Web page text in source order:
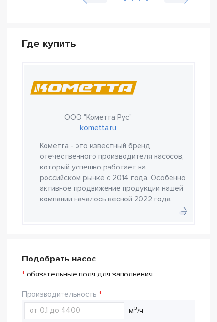
Где купить
ООО "Кометта Рус"
kometta.ru
Кометта - это известный бренд
отечественного производителя насосов,
который успешно работает на
российском рынке с 2014 года. Особенно
активное продвижение продукции нашей
компании началось весной 2022 года.
Подобрать насос
* обязательные поля для заполнения
Производительность
м³/ч